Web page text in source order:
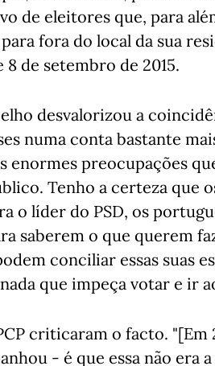
de eleitores que, para
fora do local da sua
8 de setembro de 2015.
desvalorizou a
numa conta bastante
enormes preocupações
Tenho a certeza que
o líder do PSD, os
saberem o que querem
conciliar essas suas
que impeça votar e ir
criticaram o facto.
- é que essa não era